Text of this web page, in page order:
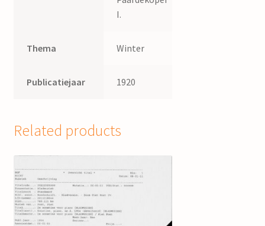
I.
Thema Winter
Publicatiejaar 1920
Related products